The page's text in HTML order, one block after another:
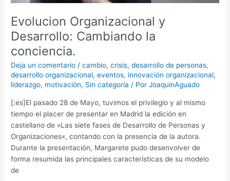
Evolucion Organizacional y
Desarrollo: Cambiando la
conciencia.
Deja un comentario /cambio,crisis,desarrollo de personas,
desarrollo organizacional,eventos, innovación organizacional,
liderazgo, motivación, Sin categoría / PorJoaquinAguado
[:es]El pasado 28 de Mayo, tuvimos el privilegio y al mismo
tiempo el placer de presentar en Madrid la edición en
castellano de «Las siete fases de Desarrollo de Personas y
Organizaciones«, contando con la presencia de la autora.
Durante la presentación, Margarete pudo desenvolver de
forma resumida las principales características de su modelo
de